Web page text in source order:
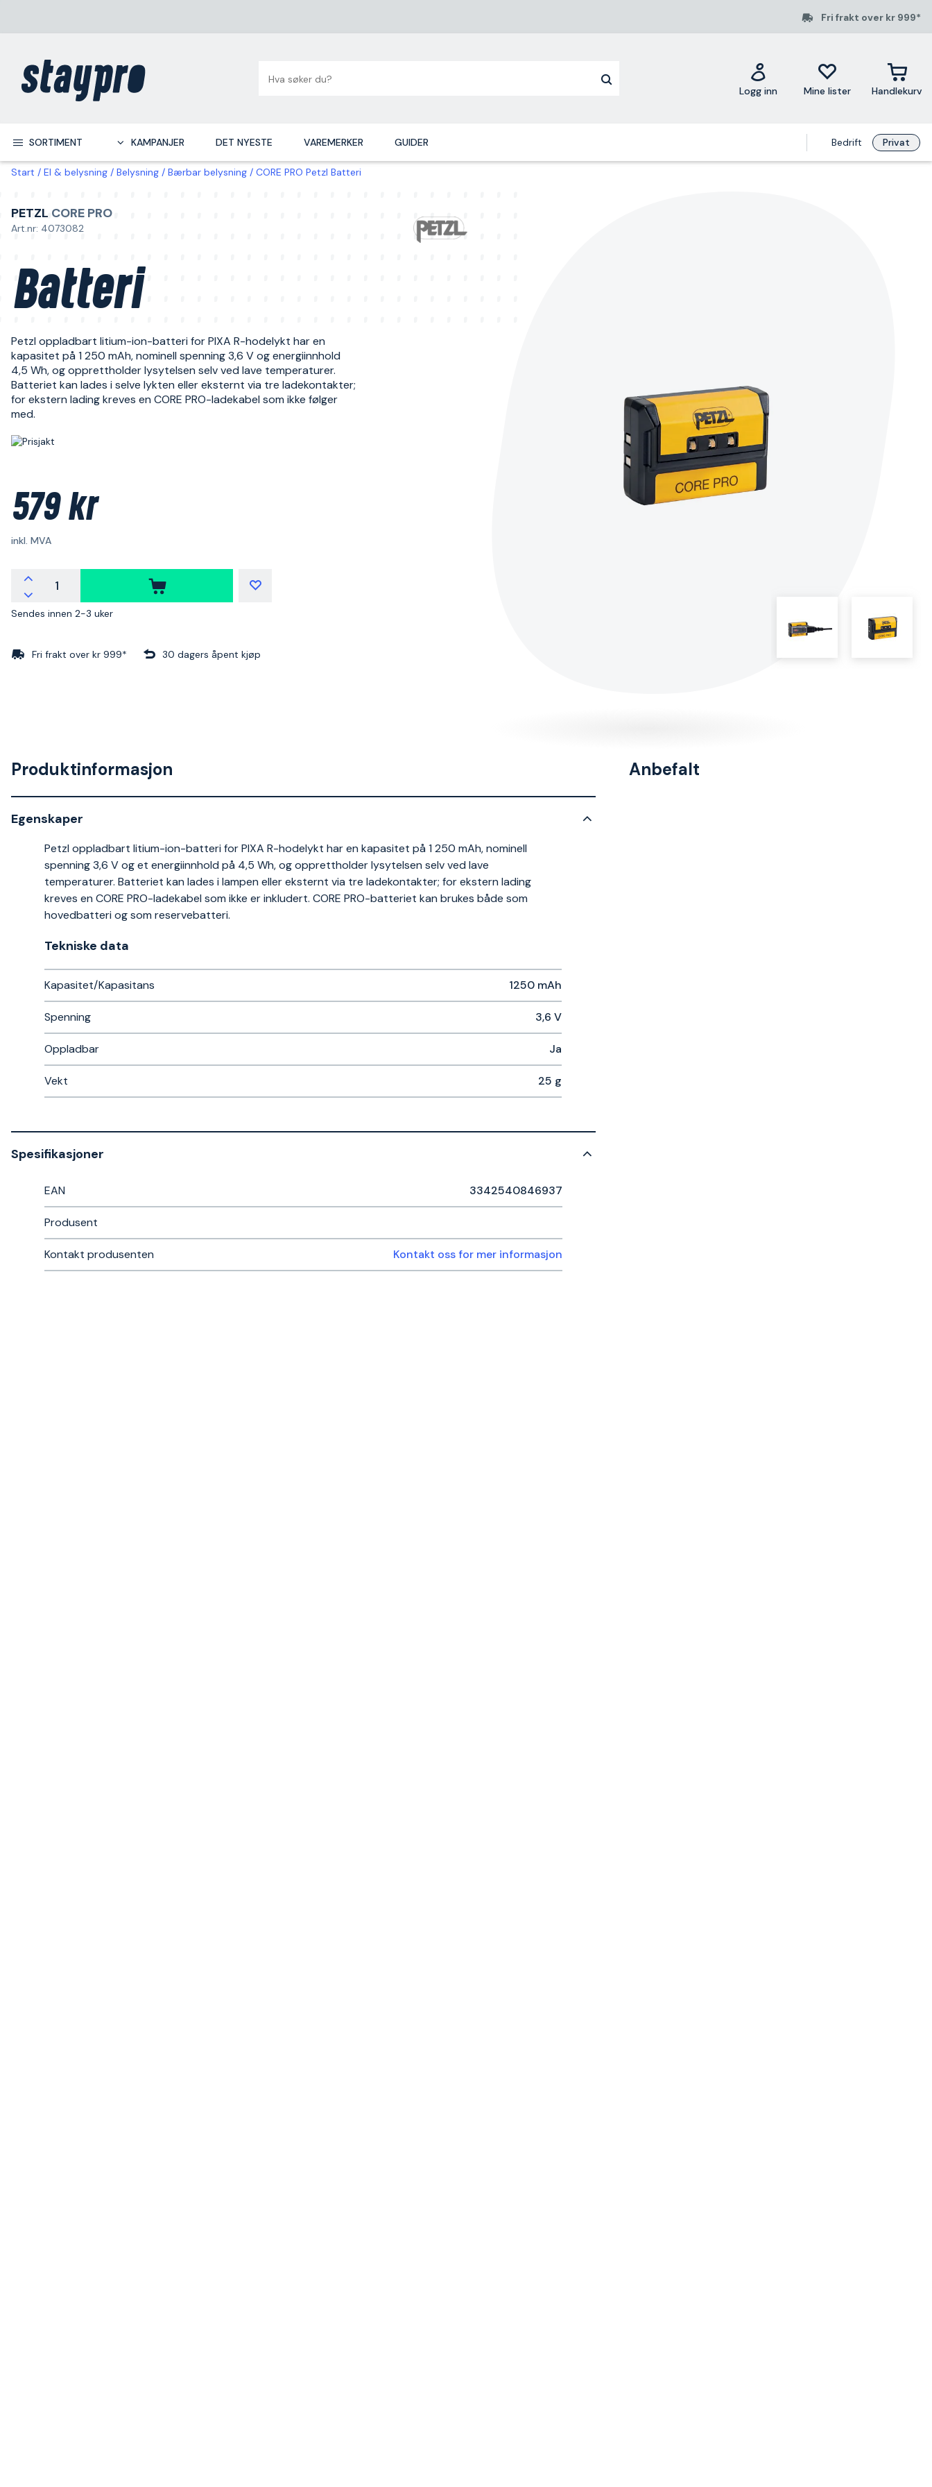
Fri frakt over kr 999*
Logg inn Mine lister Handlekurv
SORTIMENT KAMPANJER DET NYESTE VAREMERKER GUIDER Bedrift Privat
Start El & belysning Belysning Bærbar belysning CORE PRO Petzl Batteri
PETZL CORE PRO
Art.nr: 4073082
Batteri
Petzl oppladbart litium-ion-batteri for PIXA R-hodelykt har en
kapasitet på 1 250 mAh, nominell spenning 3,6 V og energiinnhold
4,5 Wh, og opprettholder lysytelsen selv ved lave temperaturer.
Batteriet kan lades i selve lykten eller eksternt via tre ladekontakter;
for ekstern lading kreves en CORE PRO-ladekabel som ikke følger
med.
579 kr
inkl. MVA
Sendes innen 2-3 uker
Fri frakt over kr 999* 30 dagers åpent kjøp
Produktinformasjon
Egenskaper
Petzl oppladbart litium-ion-batteri for PIXA R-hodelykt har en kapasitet på 1 250 mAh, nominell
spenning 3,6 V og et energiinnhold på 4,5 Wh, og opprettholder lysytelsen selv ved lave
temperaturer. Batteriet kan lades i lampen eller eksternt via tre ladekontakter; for ekstern lading
kreves en CORE PRO-ladekabel som ikke er inkludert. CORE PRO-batteriet kan brukes både som
hovedbatteri og som reservebatteri.
Tekniske data​
Kapasitet/Kapasitans 1250 mAh
Spenning 3,6 V
Oppladbar Ja
Vekt 25 g
Spesifikasjoner
EAN 3342540846937
Produsent
Kontakt produsenten Kontakt oss for mer informasjon
Anbefalt